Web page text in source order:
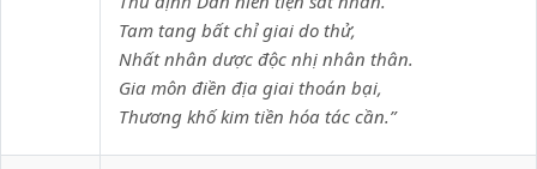
Tam tang bất chỉ giai do thử,
Nhất nhân dược độc nhị nhân thân.
Gia môn điền địa giai thoán bại,
Thương khố kim tiền hóa tác cần.”